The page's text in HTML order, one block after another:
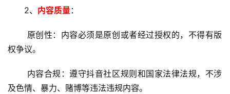
2、 内容质量：
权争议。
及色情、暴力、赌博等违法违规内容。